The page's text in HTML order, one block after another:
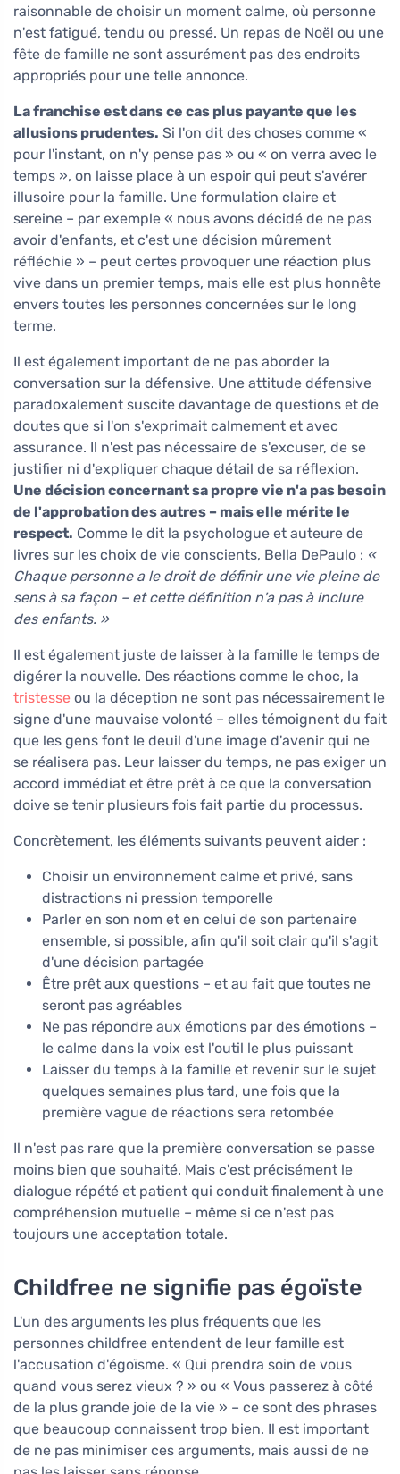
raisonnable de choisir un moment calme, où personne
n'est fatigué, tendu ou pressé. Un repas de Noël ou une
fête de famille ne sont assurément pas des endroits
appropriés pour une telle annonce.
La franchise est dans ce cas plus payante que les
allusions prudentes. Si l'on dit des choses comme «
pour l'instant, on n'y pense pas » ou « on verra avec le
temps », on laisse place à un espoir qui peut s'avérer
illusoire pour la famille. Une formulation claire et
sereine – par exemple « nous avons décidé de ne pas
avoir d'enfants, et c'est une décision mûrement
réfléchie » – peut certes provoquer une réaction plus
vive dans un premier temps, mais elle est plus honnête
envers toutes les personnes concernées sur le long
terme.
Il est également important de ne pas aborder la
conversation sur la défensive. Une attitude défensive
paradoxalement suscite davantage de questions et de
doutes que si l'on s'exprimait calmement et avec
assurance. Il n'est pas nécessaire de s'excuser, de se
justifier ni d'expliquer chaque détail de sa réflexion.
Une décision concernant sa propre vie n'a pas besoin
de l'approbation des autres – mais elle mérite le
respect. Comme le dit la psychologue et auteure de
livres sur les choix de vie conscients, Bella DePaulo : «
Chaque personne a le droit de définir une vie pleine de
sens à sa façon – et cette définition n'a pas à inclure
des enfants. »
Il est également juste de laisser à la famille le temps de
digérer la nouvelle. Des réactions comme le choc, la
tristesse ou la déception ne sont pas nécessairement le
signe d'une mauvaise volonté – elles témoignent du fait
que les gens font le deuil d'une image d'avenir qui ne
se réalisera pas. Leur laisser du temps, ne pas exiger un
accord immédiat et être prêt à ce que la conversation
doive se tenir plusieurs fois fait partie du processus.
Concrètement, les éléments suivants peuvent aider :
Choisir un environnement calme et privé, sans
distractions ni pression temporelle
Parler en son nom et en celui de son partenaire
ensemble, si possible, afin qu'il soit clair qu'il s'agit
d'une décision partagée
Être prêt aux questions – et au fait que toutes ne
seront pas agréables
Ne pas répondre aux émotions par des émotions –
le calme dans la voix est l'outil le plus puissant
Laisser du temps à la famille et revenir sur le sujet
quelques semaines plus tard, une fois que la
première vague de réactions sera retombée
Il n'est pas rare que la première conversation se passe
moins bien que souhaité. Mais c'est précisément le
dialogue répété et patient qui conduit finalement à une
compréhension mutuelle – même si ce n'est pas
toujours une acceptation totale.
Childfree ne signifie pas égoïste
L'un des arguments les plus fréquents que les
personnes childfree entendent de leur famille est
l'accusation d'égoïsme. « Qui prendra soin de vous
quand vous serez vieux ? » ou « Vous passerez à côté
de la plus grande joie de la vie » – ce sont des phrases
que beaucoup connaissent trop bien. Il est important
de ne pas minimiser ces arguments, mais aussi de ne